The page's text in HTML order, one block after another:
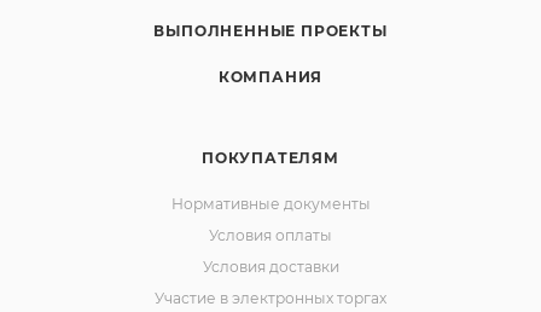
ВЫПОЛНЕННЫЕ ПРОЕКТЫ
КОМПАНИЯ
ПОКУПАТЕЛЯМ
Нормативные документы
Условия оплаты
Условия доставки
Участие в электронных торгах